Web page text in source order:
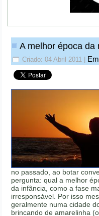
A melhor época da
Criado: 04 Abril 2011
no passado, ao botar
pergunta: qual a melhor
da infância, como a fase
irresponsável. Por isso
geralmente numa cidade
brincando de amarelinha